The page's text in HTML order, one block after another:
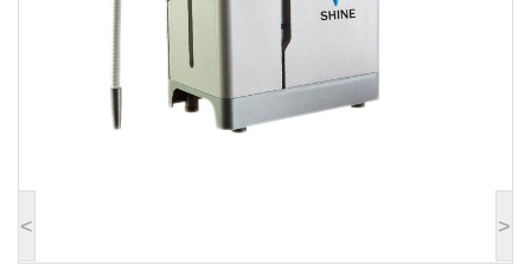
< >